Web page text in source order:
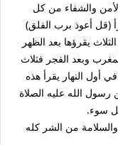
والشفاء من كل
(قل أعوذ برب الفلق)
يقرؤها بعد الظهر
وبعد الفجر فثلاث
أول النهار يقرأ هذه
الله عليه الصلاة
سوء.
والسلامة من الشر كله